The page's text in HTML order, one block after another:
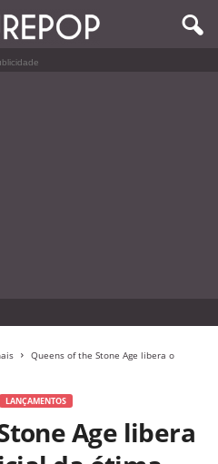
Queens of the Stone Age libera o
LANÇAMENTOS
Age libera